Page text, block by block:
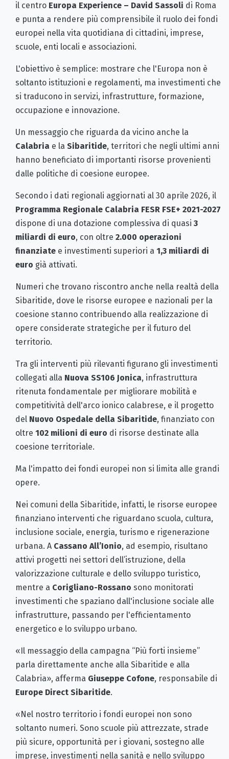
il centro Europa Experience – David Sassoli di Roma
e punta a rendere più comprensibile il ruolo dei fondi
europei nella vita quotidiana di cittadini, imprese,
scuole, enti locali e associazioni.
L'obiettivo è semplice: mostrare che l'Europa non è
soltanto istituzioni e regolamenti, ma investimenti che
si traducono in servizi, infrastrutture, formazione,
occupazione e innovazione.
Un messaggio che riguarda da vicino anche la
Calabria e la Sibaritide, territori che negli ultimi anni
hanno beneficiato di importanti risorse provenienti
dalle politiche di coesione europee.
Secondo i dati regionali aggiornati al 30 aprile 2026, il
Programma Regionale Calabria FESR FSE+ 2021-2027
dispone di una dotazione complessiva di quasi 3
miliardi di euro, con oltre 2.000 operazioni
finanziate e investimenti superiori a 1,3 miliardi di
euro già attivati.
Numeri che trovano riscontro anche nella realtà della
Sibaritide, dove le risorse europee e nazionali per la
coesione stanno contribuendo alla realizzazione di
opere considerate strategiche per il futuro del
territorio.
Tra gli interventi più rilevanti figurano gli investimenti
collegati alla Nuova SS106 Jonica, infrastruttura
ritenuta fondamentale per migliorare mobilità e
competitività dell'arco ionico calabrese, e il progetto
del Nuovo Ospedale della Sibaritide, finanziato con
oltre 102 milioni di euro di risorse destinate alla
coesione territoriale.
Ma l'impatto dei fondi europei non si limita alle grandi
opere.
Nei comuni della Sibaritide, infatti, le risorse europee
finanziano interventi che riguardano scuola, cultura,
inclusione sociale, energia, turismo e rigenerazione
urbana. A Cassano All’Ionio, ad esempio, risultano
attivi progetti nei settori dell’istruzione, della
valorizzazione culturale e dello sviluppo turistico,
mentre a Corigliano-Rossano sono monitorati
investimenti che spaziano dall'inclusione sociale alle
infrastrutture, passando per l'efficientamento
energetico e lo sviluppo urbano.
«Il messaggio della campagna “Più forti insieme”
parla direttamente anche alla Sibaritide e alla
Calabria», afferma Giuseppe Cofone, responsabile di
Europe Direct Sibaritide.
«Nel nostro territorio i fondi europei non sono
soltanto numeri. Sono scuole più attrezzate, strade
più sicure, opportunità per i giovani, sostegno alle
imprese, investimenti nella sanità e nello sviluppo